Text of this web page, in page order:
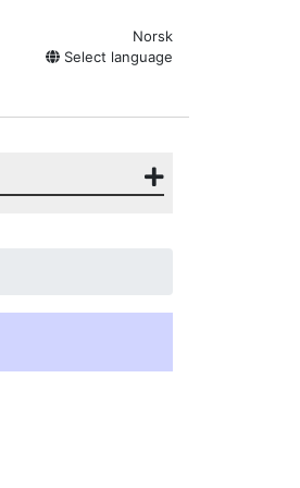
Norsk
Select language